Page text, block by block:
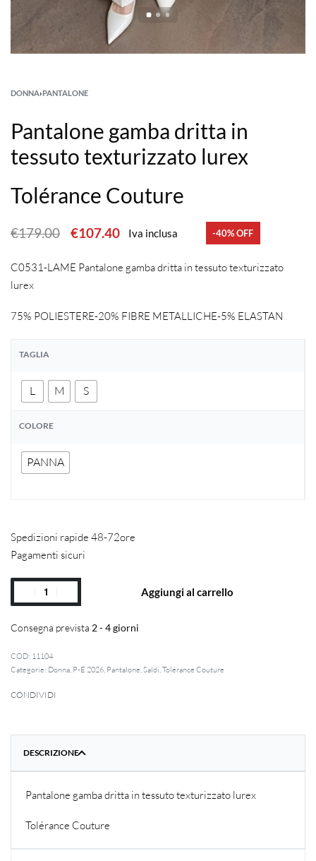
DONNA›PANTALONE
Pantalone gamba dritta in
tessuto texturizzato lurex
Tolérance Couture
€179.00 €107.40 Iva inclusa -40% OFF
C0531-LAME Pantalone gamba dritta in tessuto texturizzato
lurex
75% POLIESTERE-20% FIBRE METALLICHE-5% ELASTAN
TAGLIA
L M S
COLORE
PANNA
Spedizioni rapide 48-72ore
Pagamenti sicuri
Aggiungi al carrello
Consegna prevista 2 - 4 giorni
11104
Categorie: Donna P-E 2026 Pantalone Saldi Tolérance Couture
CONDIVIDI
DESCRIZIONE
Pantalone gamba dritta in tessuto texturizzato lurex
Tolérance Couture